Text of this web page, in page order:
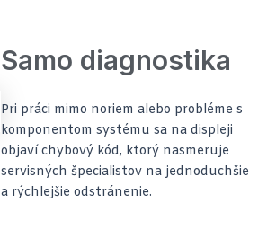
Samo diagnostika
Pri práci mimo noriem alebo probléme s
komponentom systému sa na displeji
objaví chybový kód, ktorý nasmeruje
servisných špecialistov na jednoduchšie
a rýchlejšie odstránenie.